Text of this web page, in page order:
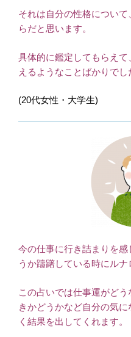
それは自分の性格につい
らだと思います。
具体的に鑑定してもらえ
えるようなことばかりでし
(20代女性・大学生)
今の仕事に行き詰まりを
うか躊躇している時にルナ
この占いでは仕事運がど
きかどうかなど自分の気
く結果を出してくれます。